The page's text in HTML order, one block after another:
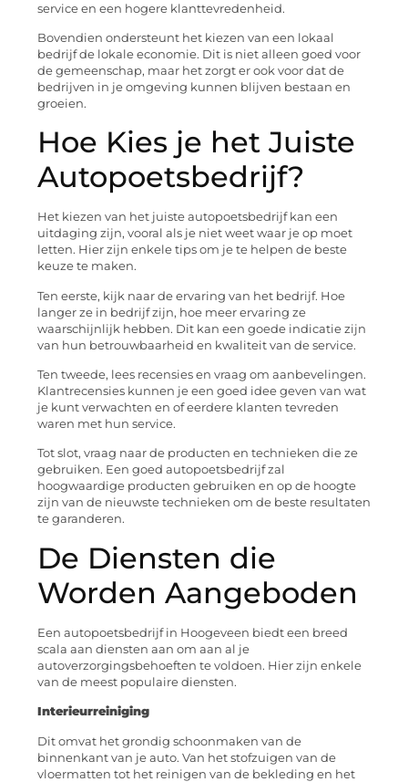
service en een hogere klanttevredenheid.
Bovendien ondersteunt het kiezen van een lokaal
bedrijf de lokale economie. Dit is niet alleen goed voor
de gemeenschap, maar het zorgt er ook voor dat de
bedrijven in je omgeving kunnen blijven bestaan en
groeien.
Hoe Kies je het Juiste
Autopoetsbedrijf?
Het kiezen van het juiste autopoetsbedrijf kan een
uitdaging zijn, vooral als je niet weet waar je op moet
letten. Hier zijn enkele tips om je te helpen de beste
keuze te maken.
Ten eerste, kijk naar de ervaring van het bedrijf. Hoe
langer ze in bedrijf zijn, hoe meer ervaring ze
waarschijnlijk hebben. Dit kan een goede indicatie zijn
van hun betrouwbaarheid en kwaliteit van de service.
Ten tweede, lees recensies en vraag om aanbevelingen.
Klantrecensies kunnen je een goed idee geven van wat
je kunt verwachten en of eerdere klanten tevreden
waren met hun service.
Tot slot, vraag naar de producten en technieken die ze
gebruiken. Een goed autopoetsbedrijf zal
hoogwaardige producten gebruiken en op de hoogte
zijn van de nieuwste technieken om de beste resultaten
te garanderen.
De Diensten die
Worden Aangeboden
Een autopoetsbedrijf in Hoogeveen biedt een breed
scala aan diensten aan om aan al je
autoverzorgingsbehoeften te voldoen. Hier zijn enkele
van de meest populaire diensten.
Interieurreiniging
Dit omvat het grondig schoonmaken van de
binnenkant van je auto. Van het stofzuigen van de
vloermatten tot het reinigen van de bekleding en het